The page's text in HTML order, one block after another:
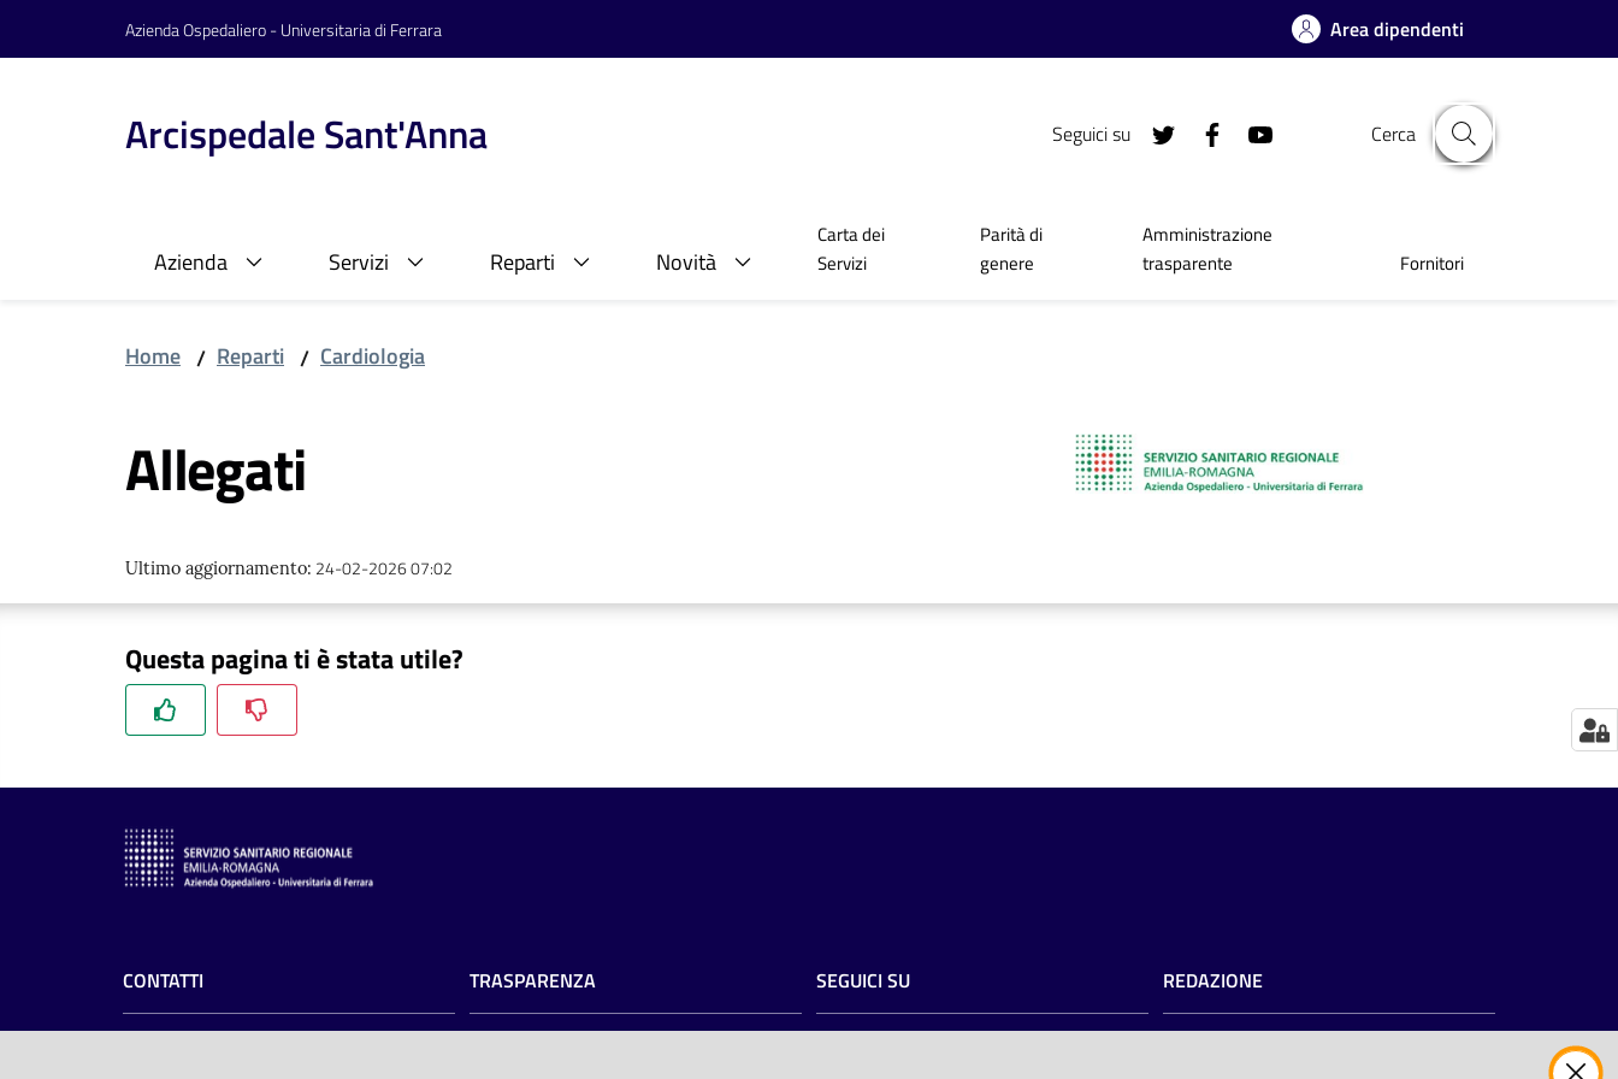
Vai al contenuto
Vai alla navigazioneAzienda Ospedaliero - Universitaria di Ferrara Area dipendenti
Arcispedale Sant'Anna Seguici su Cerca
Azienda Servizi Reparti Novità
Carta dei
Servizi
Parità di
genere
Amministrazione
trasparente
Fornitori
Home / Reparti / Cardiologia
Allegati
Ultimo aggiornamento: 24-02-2026 07:02
Questa pagina ti è stata utile?
CONTATTI TRASPARENZA SEGUICI SU REDAZIONE